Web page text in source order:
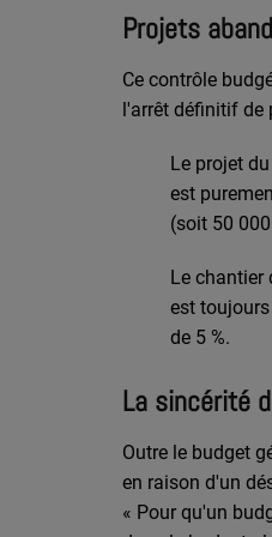
Projets
Ce contrôle
l'arrêt définitif de
Le projet
est
(soit 50
Le chantier
est
de 5 %.
La sincérité
Outre le budget
en raison d'un
« Pour qu'un